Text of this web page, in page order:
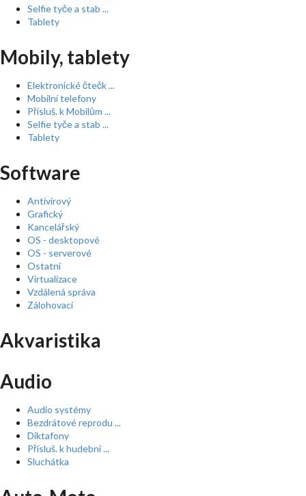
Selfie tyče a stab ...
Tablety
Mobily, tablety
Elektronické čtečk ...
Mobilní telefony
Přísluš. k Mobilům ...
Selfie tyče a stab ...
Tablety
Software
Antivirový
Grafický
Kancelářský
OS - desktopové
OS - serverové
Ostatní
Virtualizace
Vzdálená správa
Zálohovací
Akvaristika
Audio
Audio systémy
Bezdrátové reprodu ...
Diktafony
Přísluš. k hudební ...
Sluchátka